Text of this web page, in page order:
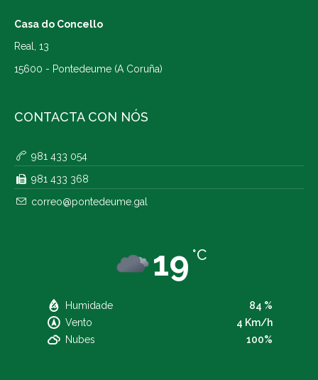
Casa do Concello
Real, 13
15600 - Pontedeume (A Coruña)
CONTACTA CON NÓS
981 433 054
981 433 368
correo@pontedeume.gal
19 °C
Humidade
84 %
Vento
4 Km/h
Nubes
100%